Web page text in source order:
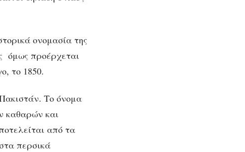
ονομασία της
όμως προέρχεται
το 1850.
Το όνομα
καθαρών και
από τα
περσικά